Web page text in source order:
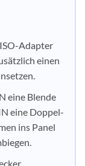
Adapter
einen
eine Blende
eine Doppel-
ins Panel